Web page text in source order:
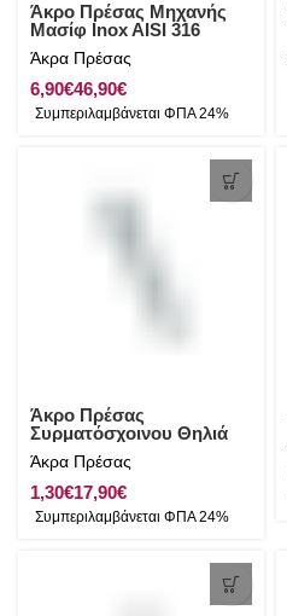
Άκρο Πρέσας Μηχανής
Μασίφ Inox AISI 316
Άκρα Πρέσας
€ €
Άκρο Πρέσας
Συρματόσχοινου Θηλιά
Inox AISI 316
Άκρα Πρέσας
€ €